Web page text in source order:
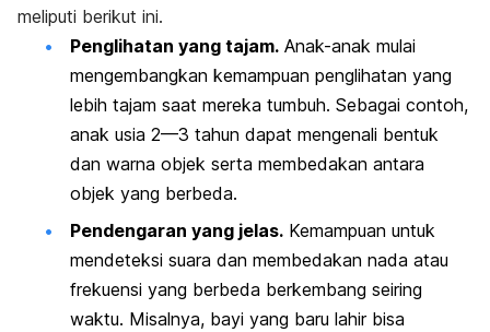
meliputi berikut ini.
Penglihatan yang tajam. Anak-anak mulai
mengembangkan kemampuan penglihatan yang
lebih tajam saat mereka tumbuh. Sebagai contoh,
anak usia 2—3 tahun dapat mengenali bentuk
dan warna objek serta membedakan antara
objek yang berbeda.
Pendengaran yang jelas. Kemampuan untuk
mendeteksi suara dan membedakan nada atau
frekuensi yang berbeda berkembang seiring
waktu. Misalnya, bayi yang baru lahir bisa